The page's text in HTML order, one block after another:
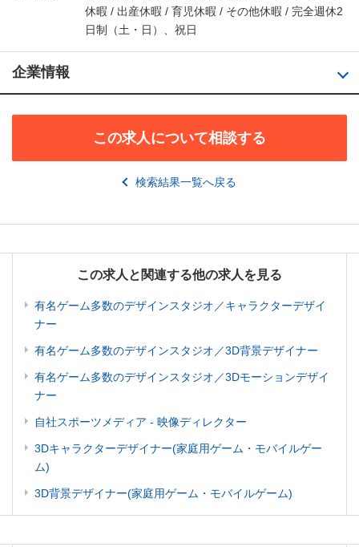
休暇 / 出産休暇 / 育児休暇 / その他休暇 / 完全週休2
日制（土・日）、祝日
企業情報
この求人について相談する
検索結果一覧へ戻る
この求人と関連する他の求人を見る
有名ゲーム多数のデザインスタジオ／キャラクターデザイ
ナー
有名ゲーム多数のデザインスタジオ／3D背景デザイナー
有名ゲーム多数のデザインスタジオ／3Dモーションデザイ
ナー
自社スポーツメディア - 映像ディレクター
3Dキャラクターデザイナー(家庭用ゲーム・モバイルゲー
ム)
3D背景デザイナー(家庭用ゲーム・モバイルゲーム)